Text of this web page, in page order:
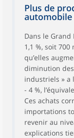
Plus de
Dans le
1,1 %, soit
qu’elles
diminution
industriels » a
- 4 %,
Ces achats
importations
revenir au
explications